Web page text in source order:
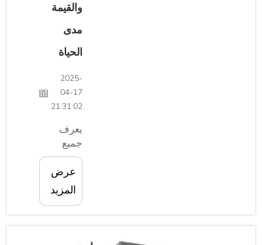
والقيمة
مدى
الحياة
2025-
04-17
21:31:02
يعرف
جميع
أصحاب
الأعمال
الناجحة
مدى أهمية
للشركات
عرض
المزيد